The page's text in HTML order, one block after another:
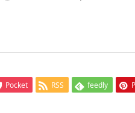
Pocket RSS feedly